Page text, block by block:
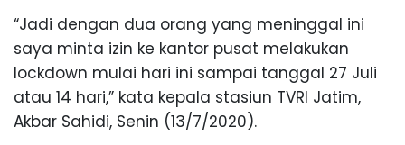
“Jadi dengan dua orang yang meninggal ini
saya minta izin ke kantor pusat melakukan
lockdown mulai hari ini sampai tanggal 27 Juli
atau 14 hari,” kata kepala stasiun TVRI Jatim,
Akbar Sahidi, Senin (13/7/2020).